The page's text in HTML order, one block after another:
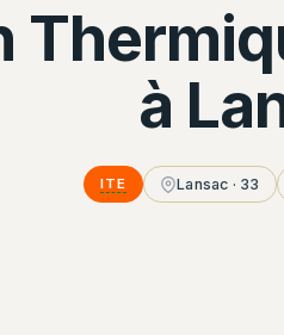
à
ITE Lansac · 33